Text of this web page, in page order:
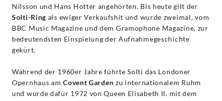
Nilsson und Hans Hotter angehörten. Bis heute gilt der
Solti-Ring als ewiger Verkaufshit und wurde zweimal, vom
BBC Music Magazine und dem Gramophone Magazine, zur
bedeutendsten Einspielung der Aufnahmegeschichte
gekürt.
Während der 1960er Jahre führte Solti das Londoner
Opernhaus am Covent Garden zu internationalem Ruhm
und wurde dafür 1972 von Queen Elisabeth II. mit dem